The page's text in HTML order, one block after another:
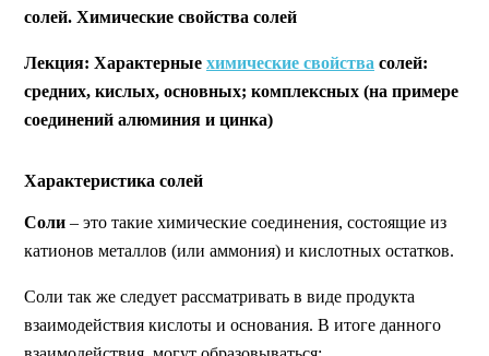
солей. Химические свойства солей
Лекция: Характерные химические свойства солей:
средних, кислых, основных; комплексных (на примере
соединений алюминия и цинка)
Характеристика солей
Соли – это такие химические соединения, состоящие из
катионов металлов (или аммония) и кислотных остатков.
Соли так же следует рассматривать в виде продукта
взаимодействия кислоты и основания. В итоге данного